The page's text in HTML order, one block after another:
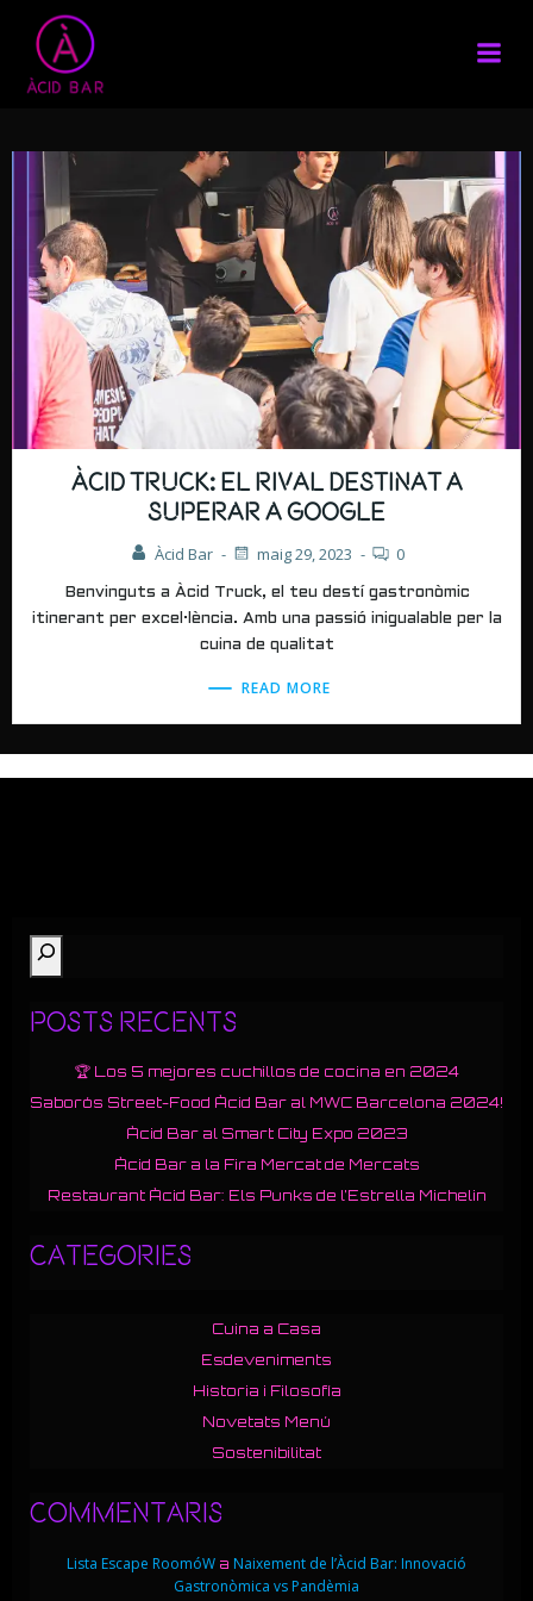
ÀCID TRUCK: El Rival Destinat a
Superar a Google
Àcid Bar - maig 29, 2023 - 0
Benvinguts a Àcid Truck, el teu destí gastronòmic
itinerant per excel·lència. Amb una passió inigualable per la
cuina de qualitat
READ MORE
Posts Recents
🏆 Los 5 mejores cuchillos de cocina en 2024
Saborós Street-Food Àcid Bar al MWC Barcelona 2024!
Àcid Bar al Smart City Expo 2023
Àcid Bar a la Fira Mercat de Mercats
Restaurant Àcid Bar: Els Punks de l’Estrella Michelin
Categories
Cuina a Casa
Esdeveniments
Historia i Filosofía
Novetats Menú
Sostenibilitat
Commentaris
Lista Escape RoomóW a Naixement de l’Àcid Bar: Innovació
Gastronòmica vs Pandèmia